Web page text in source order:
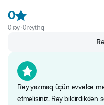
0
0rəy ·0reytinq
Rəy yazmaq üçün əvvəlcə
etməlisiniz. Rəy bildirdikdən